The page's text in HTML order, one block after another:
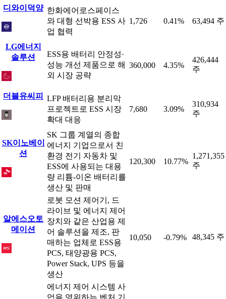
디와이덕양 한화에어로스페이스
와 대형 선박용 ESS 사
업 협력
1,726 0.41% 63,494 주
LG에너지
솔루션
ESS용 배터리 안정성·
성능 개선 제품으로 해
외 시장 공략
360,000 4.35%
426,444
주
더블유씨피
LFP 배터리용 분리막
프로젝트로 ESS 시장
확대 대응
7,680 3.09%
310,934
주
SK이노베이
션
SK 그룹 계열의 종합
에너지 기업으로서 친
환경 전기 자동차 및
ESS에 사용되는 대용
량 리튬-이온 배터리를
생산 및 판매
120,300 10.77%
1,271,355
주
알에스오토
메이션
로봇 모션 제어기, 드
라이브 및 에너지 제어
장치와 같은 산업용 제
어 솔루션을 제조, 판
매하는 업체로 ESS용
PCS, 태양광용 PCS,
Power Stack, UPS 등을
생산
10,050 -0.79% 48,345 주
에너지 제어 시스템 사
업을 영위하는 벤처 기